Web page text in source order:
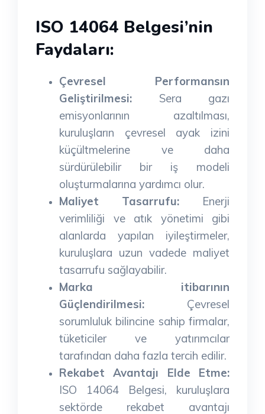
ISO 14064 Belgesi’nin
Faydaları:
Çevresel Performansın
Geliştirilmesi: Sera gazı
emisyonlarının azaltılması,
kuruluşların çevresel ayak izini
küçültmelerine ve daha
sürdürülebilir bir iş modeli
oluşturmalarına yardımcı olur.
Maliyet Tasarrufu: Enerji
verimliliği ve atık yönetimi gibi
alanlarda yapılan iyileştirmeler,
kuruluşlara uzun vadede maliyet
tasarrufu sağlayabilir.
Marka itibarının
Güçlendirilmesi: Çevresel
sorumluluk bilincine sahip firmalar,
tüketiciler ve yatırımcılar
tarafından daha fazla tercih edilir.
Rekabet Avantajı Elde Etme:
ISO 14064 Belgesi, kuruluşlara
sektörde rekabet avantajı